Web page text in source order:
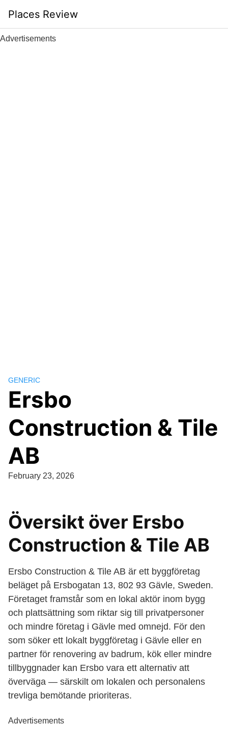
content
Places Review
Advertisements
GENERIC
Ersbo
Construction & Tile
AB
February 23, 2026
Översikt över Ersbo
Construction & Tile AB
Ersbo Construction & Tile AB är ett byggföretag
beläget på Ersbogatan 13, 802 93 Gävle, Sweden.
Företaget framstår som en lokal aktör inom bygg
och plattsättning som riktar sig till privatpersoner
och mindre företag i Gävle med omnejd. För den
som söker ett lokalt byggföretag i Gävle eller en
partner för renovering av badrum, kök eller mindre
tillbyggnader kan Ersbo vara ett alternativ att
överväga — särskilt om lokalen och personalens
trevliga bemötande prioriteras.
Advertisements